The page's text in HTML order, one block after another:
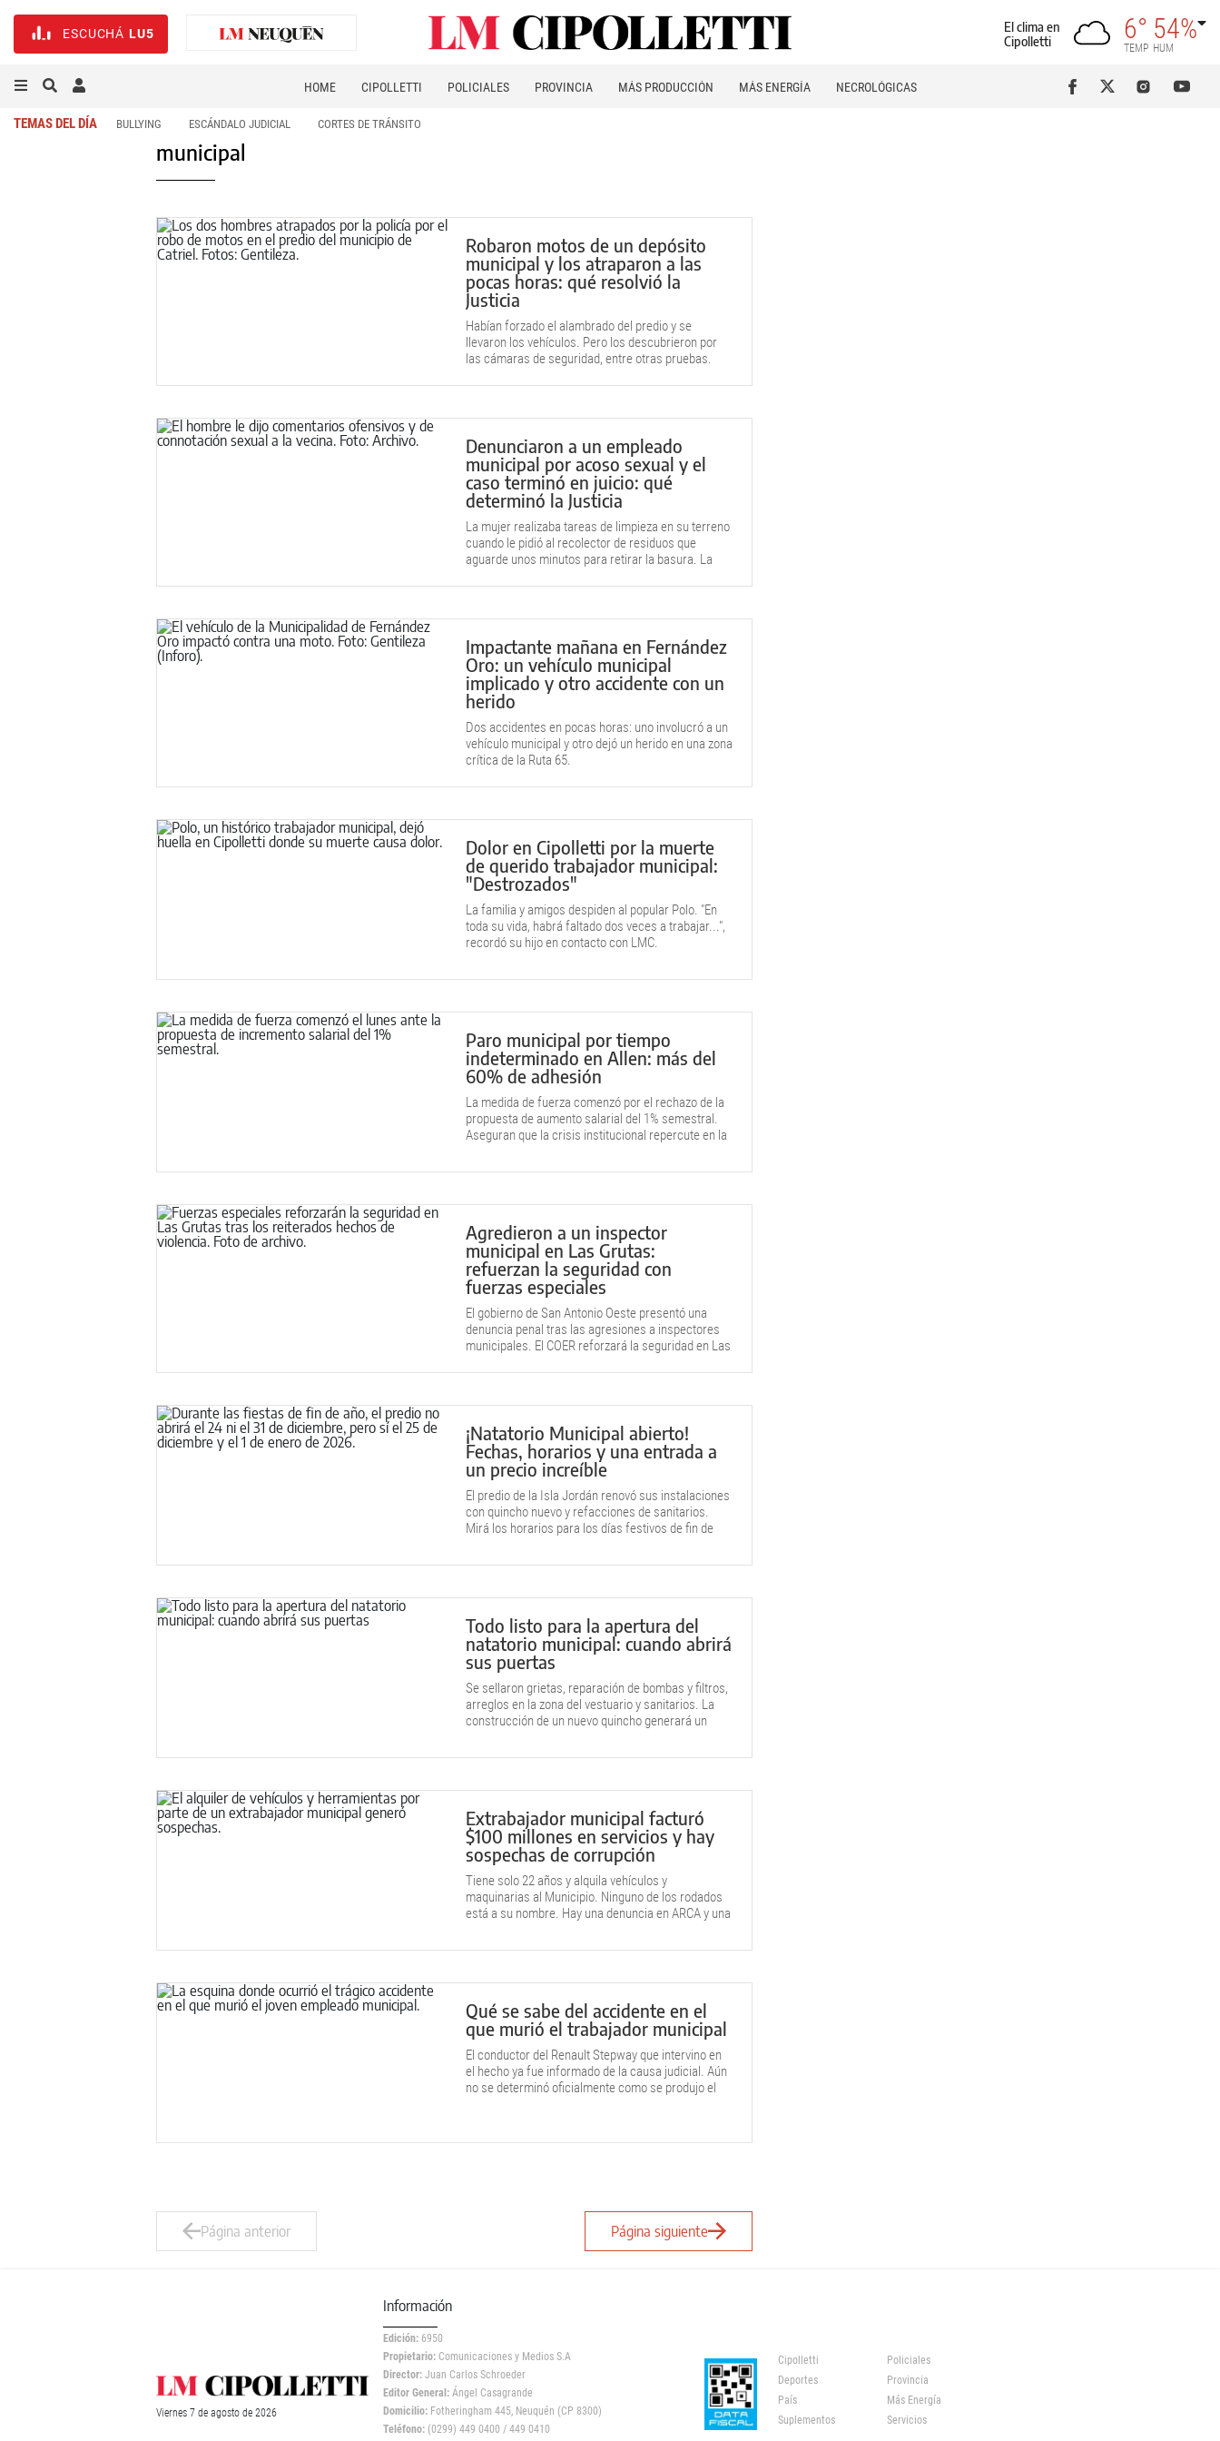
ESCUCHÁ LU5
El clima en
Cipolletti
6°
TEMP
54%
HUM
HOME CIPOLLETTI POLICIALES PROVINCIA MÁS PRODUCCIÓN MÁS ENERGÍA NECROLÓGICAS
TEMAS DEL DÍA BULLYING ESCÁNDALO JUDICIAL CORTES DE TRÁNSITO
municipal
Robaron motos de un depósito
municipal y los atraparon a las
pocas horas: qué resolvió la
Justicia
Habían forzado el alambrado del predio y se
llevaron los vehículos. Pero los descubrieron por
las cámaras de seguridad, entre otras pruebas.
Denunciaron a un empleado
municipal por acoso sexual y el
caso terminó en juicio: qué
determinó la Justicia
La mujer realizaba tareas de limpieza en su terreno
cuando le pidió al recolector de residuos que
aguarde unos minutos para retirar la basura. La
Impactante mañana en Fernández
Oro: un vehículo municipal
implicado y otro accidente con un
herido
Dos accidentes en pocas horas: uno involucró a un
vehículo municipal y otro dejó un herido en una zona
crítica de la Ruta 65.
Dolor en Cipolletti por la muerte
de querido trabajador municipal:
"Destrozados"
La familia y amigos despiden al popular Polo. "En
toda su vida, habrá faltado dos veces a trabajar...",
recordó su hijo en contacto con LMC.
Paro municipal por tiempo
indeterminado en Allen: más del
60% de adhesión
La medida de fuerza comenzó por el rechazo de la
propuesta de aumento salarial del 1% semestral.
Aseguran que la crisis institucional repercute en la
Agredieron a un inspector
municipal en Las Grutas:
refuerzan la seguridad con
fuerzas especiales
El gobierno de San Antonio Oeste presentó una
denuncia penal tras las agresiones a inspectores
municipales. El COER reforzará la seguridad en Las
¡Natatorio Municipal abierto!
Fechas, horarios y una entrada a
un precio increíble
El predio de la Isla Jordán renovó sus instalaciones
con quincho nuevo y refacciones de sanitarios.
Mirá los horarios para los días festivos de fin de
Todo listo para la apertura del
natatorio municipal: cuando abrirá
sus puertas
Se sellaron grietas, reparación de bombas y filtros,
arreglos en la zona del vestuario y sanitarios. La
construcción de un nuevo quincho generará un
Extrabajador municipal facturó
$100 millones en servicios y hay
sospechas de corrupción
Tiene solo 22 años y alquila vehículos y
maquinarias al Municipio. Ninguno de los rodados
está a su nombre. Hay una denuncia en ARCA y una
Qué se sabe del accidente en el
que murió el trabajador municipal
El conductor del Renault Stepway que intervino en
el hecho ya fue informado de la causa judicial. Aún
no se determinó oficialmente como se produjo el
Página anterior Página siguiente
Viernes 7 de agosto de 2026
Información
Edición: 6950
Propietario: Comunicaciones y Medios S.A
Director: Juan Carlos Schroeder
Editor General: Ángel Casagrande
Domicilio: Fotheringham 445, Neuquén (CP 8300)
Teléfono: (0299) 449 0400 / 449 0410
Cipolletti
Policiales
Deportes
Provincia
País
Más Energía
Suplementos
Servicios